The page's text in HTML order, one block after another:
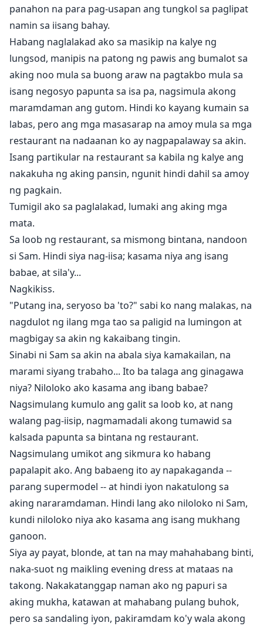
panahon na para pag-usapan ang tungkol sa paglipat
namin sa iisang bahay.
Habang naglalakad ako sa masikip na kalye ng
lungsod, manipis na patong ng pawis ang bumalot sa
aking noo mula sa buong araw na pagtakbo mula sa
isang negosyo papunta sa isa pa, nagsimula akong
maramdaman ang gutom. Hindi ko kayang kumain sa
labas, pero ang mga masasarap na amoy mula sa mga
restaurant na nadaanan ko ay nagpapalaway sa akin.
Isang partikular na restaurant sa kabila ng kalye ang
nakakuha ng aking pansin, ngunit hindi dahil sa amoy
ng pagkain.
Tumigil ako sa paglalakad, lumaki ang aking mga
mata.
Sa loob ng restaurant, sa mismong bintana, nandoon
si Sam. Hindi siya nag-iisa; kasama niya ang isang
babae, at sila'y...
Nagkikiss.
"Putang ina, seryoso ba 'to?" sabi ko nang malakas, na
nagdulot ng ilang mga tao sa paligid na lumingon at
magbigay sa akin ng kakaibang tingin.
Sinabi ni Sam sa akin na abala siya kamakailan, na
marami siyang trabaho... Ito ba talaga ang ginagawa
niya? Niloloko ako kasama ang ibang babae?
Nagsimulang kumulo ang galit sa loob ko, at nang
walang pag-iisip, nagmamadali akong tumawid sa
kalsada papunta sa bintana ng restaurant.
Nagsimulang umikot ang sikmura ko habang
papalapit ako. Ang babaeng ito ay napakaganda --
parang supermodel -- at hindi iyon nakatulong sa
aking nararamdaman. Hindi lang ako niloloko ni Sam,
kundi niloloko niya ako kasama ang isang mukhang
ganoon.
Siya ay payat, blonde, at tan na may mahahabang binti,
naka-suot ng maikling evening dress at mataas na
takong. Nakakatanggap naman ako ng papuri sa
aking mukha, katawan at mahabang pulang buhok,
pero sa sandaling iyon, pakiramdam ko'y wala akong